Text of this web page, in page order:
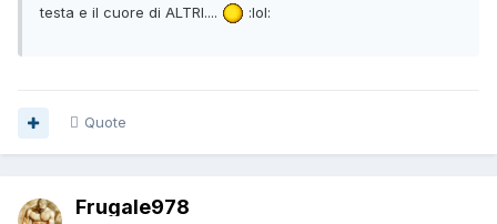
testa e il cuore di ALTRI....
:lol:
Quote
Frugale978